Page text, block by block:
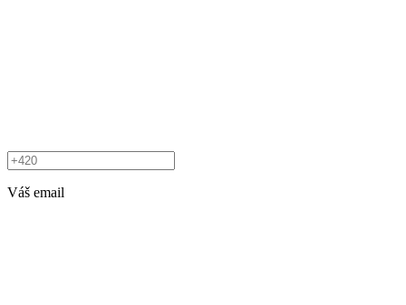
Váš email